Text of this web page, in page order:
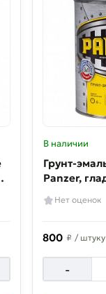
В наличии
Грунт-
Panzer,
белая
Нет оценок
800 ₽ / штуку
-